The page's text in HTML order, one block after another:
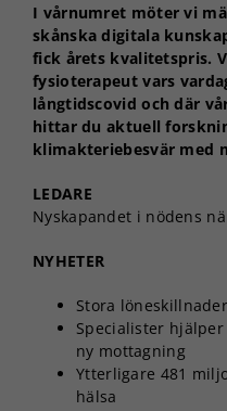
I vårnumret möter vi
skånska digitala
fick årets kvalitetspris.
fysioterapeut vars
långtidscovid och där
hittar du aktuell
klimakteriebesvär med
LEDARE
Nyskapandet i nödens
NYHETER
Stora
Specialister
ny mottagning
Ytterligare 481
hälsa